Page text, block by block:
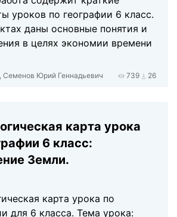
уроков по географии 6 класс.
даны основные понятия и
в целях экономии времени
Семенов Юрий Геннадьевич 739 26
карта урока
6 класс:
Земли.
карта урока по
для 6 класса. Тема урока: